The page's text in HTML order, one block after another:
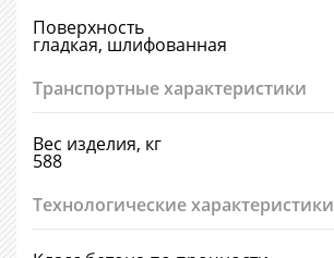
Поверхность
гладкая, шлифованная
Транспортные характеристики
Вес изделия, кг
588
Технологические характеристики